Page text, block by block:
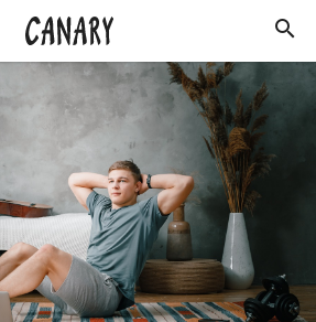
KEYWORD
キーワード
ライフスタイル 学び